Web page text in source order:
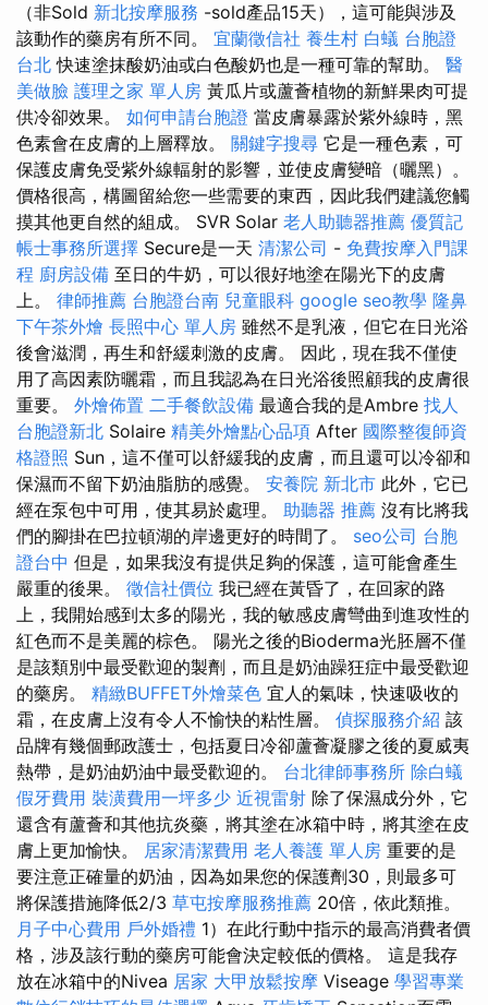
（非Sold 新北按摩服務 -sold產品15天），這可能與涉及
該動作的藥房有所不同。 宜蘭徵信社 養生村 白蟻 台胞證
台北 快速塗抹酸奶油或白色酸奶也是一種可靠的幫助。 醫
美做臉 護理之家 單人房 黃瓜片或蘆薈植物的新鮮果肉可提
供冷卻效果。 如何申請台胞證 當皮膚暴露於紫外線時，黑
色素會在皮膚的上層釋放。 關鍵字搜尋 它是一種色素，可
保護皮膚免受紫外線輻射的影響，並使皮膚變暗（曬黑）。
價格很高，構圖留給您一些需要的東西，因此我們建議您觸
摸其他更自然的組成。 SVR Solar 老人助聽器推薦 優質記
帳士事務所選擇 Secure是一天 清潔公司 - 免費按摩入門課
程 廚房設備 至日的牛奶，可以很好地塗在陽光下的皮膚
上。 律師推薦 台胞證台南 兒童眼科 google seo教學 隆鼻
下午茶外燴 長照中心 單人房 雖然不是乳液，但它在日光浴
後會滋潤，再生和舒緩刺激的皮膚。 因此，現在我不僅使
用了高因素防曬霜，而且我認為在日光浴後照顧我的皮膚很
重要。 外燴佈置 二手餐飲設備 最適合我的是Ambre 找人
台胞證新北 Solaire 精美外燴點心品項 After 國際整復師資
格證照 Sun，這不僅可以舒緩我的皮膚，而且還可以冷卻和
保濕而不留下奶油脂肪的感覺。 安養院 新北市 此外，它已
經在泵包中可用，使其易於處理。 助聽器 推薦 沒有比將我
們的腳掛在巴拉頓湖的岸邊更好的時間了。 seo公司 台胞
證台中 但是，如果我沒有提供足夠的保護，這可能會產生
嚴重的後果。 徵信社價位 我已經在黃昏了，在回家的路
上，我開始感到太多的陽光，我的敏感皮膚彎曲到進攻性的
紅色而不是美麗的棕色。 陽光之後的Bioderma光胚層不僅
是該類別中最受歡迎的製劑，而且是奶油躁狂症中最受歡迎
的藥房。 精緻BUFFET外燴菜色 宜人的氣味，快速吸收的
霜，在皮膚上沒有令人不愉快的粘性層。 偵探服務介紹 該
品牌有幾個郵政護士，包括夏日冷卻蘆薈凝膠之後的夏威夷
熱帶，是奶油奶油中最受歡迎的。 台北律師事務所 除白蟻
假牙費用 裝潢費用一坪多少 近視雷射 除了保濕成分外，它
還含有蘆薈和其他抗炎藥，將其塗在冰箱中時，將其塗在皮
膚上更加愉快。 居家清潔費用 老人養護 單人房 重要的是
要注意正確量的奶油，因為如果您的保護劑30，則最多可
將保護措施降低2/3 草屯按摩服務推薦 20倍，依此類推。
月子中心費用 戶外婚禮 1）在此行動中指示的最高消費者價
格，涉及該行動的藥房可能會決定較低的價格。 這是我存
放在冰箱中的Nivea 居家 大甲放鬆按摩 Viseage 學習專業